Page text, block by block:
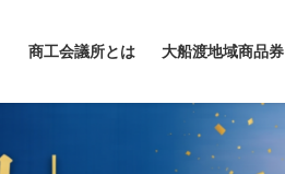
商工会議所とは 大船渡地域商品券